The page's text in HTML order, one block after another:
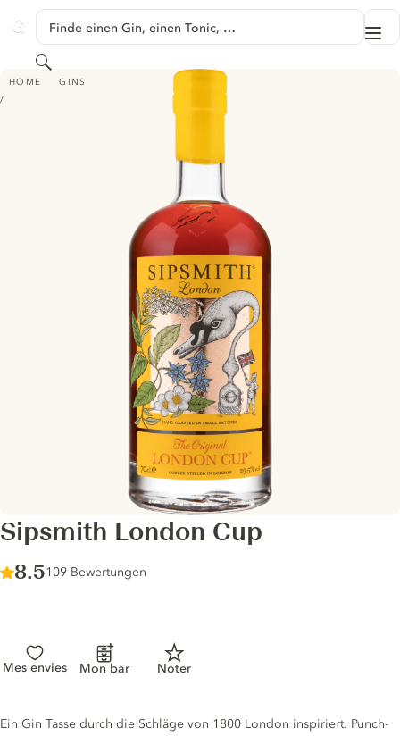
GINVENTORY
Finde einen Gin, einen Tonic, …
Suchen
HOME GINS
SIPSMITH LONDON CUP
Sipsmith London Cup
Score :
8.5/ 10
109 Bewertungen
Mes envies Mon bar Noter
Gin description
Ein Gin Tasse durch die Schläge von 1800 London inspiriert. Punch-